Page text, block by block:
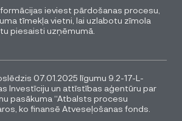
ieviest pārdošanas procesu,
tīmekļa vietni, lai uzlabotu zīmola
piesaisti uzņēmumā.
07.01.2025 līgumu 9.2-17-L-
Investīciju un attīstības aģentūru par
pasākuma “Atbalsts procesu
ko finansē Atveseļošanas fonds.